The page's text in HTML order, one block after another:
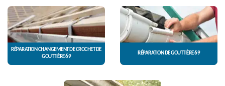
RÉPARATION CHANGEMENT DE CROCHET DE
GOUTTIÈRE 69
RÉPARATION DE GOUTTIÈRE 69